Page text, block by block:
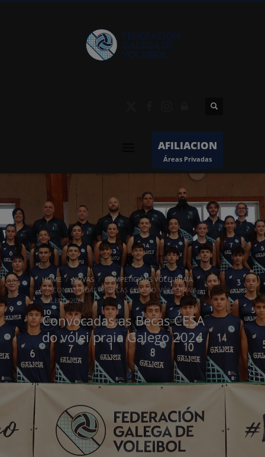
AFILIACION
Áreas Privadas
HOME NOVAS
COMPETICIÓNS VÓLEI PRAIA
CONVOCADAS AS BECAS CESA DO VÓLEI PRAIA
GALEGO 2024
Convocadas as Becas CESA
do vólei praia Galego 2024